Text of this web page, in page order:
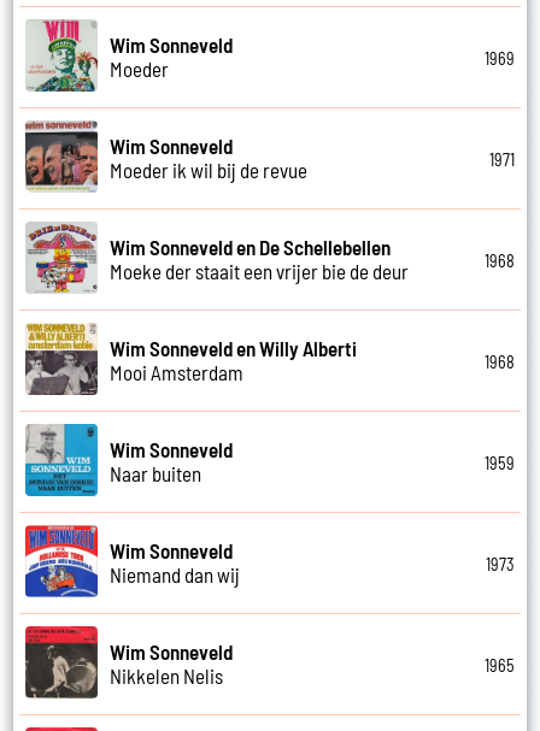
Wim Sonneveld
Moeder
1969
Wim Sonneveld
Moeder ik wil bij de revue
1971
Wim Sonneveld en De Schellebellen
Moeke der staait een vrijer bie de deur
1968
Wim Sonneveld en Willy Alberti
Mooi Amsterdam
1968
Wim Sonneveld
Naar buiten
1959
Wim Sonneveld
Niemand dan wij
1973
Wim Sonneveld
Nikkelen Nelis
1965